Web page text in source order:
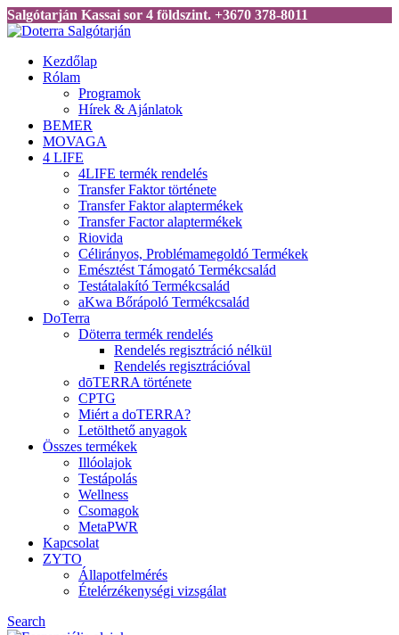
Salgótarján Kassai sor 4 földszint. +3670 378-8011
Kezdőlap
Rólam
Programok
Hírek & Ajánlatok
BEMER
MOVAGA
4 LIFE
4LIFE termék rendelés
Transfer Faktor története
Transfer Faktor alaptermékek
Transfer Factor alaptermékek
Riovida
Célirányos, Problémamegoldó Termékek
Emésztést Támogató Termékcsalád
Testátalakító Termékcsalád
aKwa Bőrápoló Termékcsalád
DoTerra
Döterra termék rendelés
Rendelés regisztráció nélkül
Rendelés regisztrációval
dōTERRA története
CPTG
Miért a doTERRA?
Letölthető anyagok
Összes termékek
Illóolajok
Testápolás
Wellness
Csomagok
MetaPWR
Kapcsolat
ZYTO
Állapotfelmérés
Ételérzékenységi vizsgálat
Search